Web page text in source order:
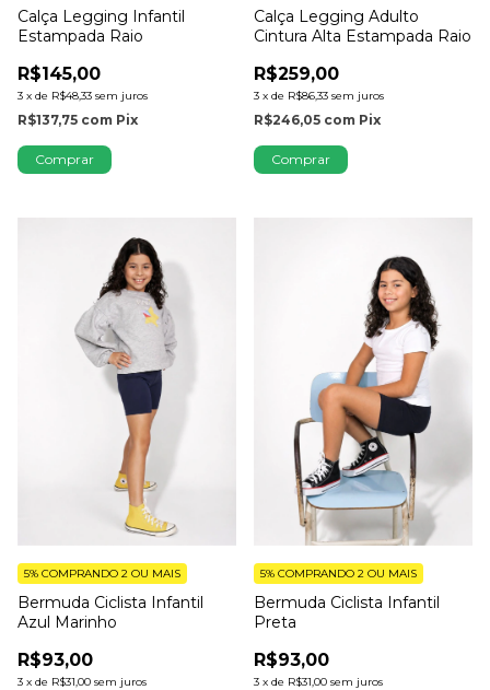
Calça Legging Infantil
Estampada Raio
R$145,00
3 x de R$48,33 sem juros
R$137,75 com Pix
Comprar
Calça Legging Adulto
Cintura Alta Estampada Raio
R$259,00
3 x de R$86,33 sem juros
R$246,05 com Pix
Comprar
Bermuda Ciclista Infantil
Azul Marinho
R$93,00
3 x de R$31,00 sem juros
5% COMPRANDO 2 OU MAIS
Bermuda Ciclista Infantil
Preta
R$93,00
3 x de R$31,00 sem juros
5% COMPRANDO 2 OU MAIS